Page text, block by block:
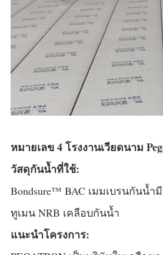
หมายเลข 4 โรงงานเวียดนาม
วัสดุกันน้ำที่ใช้:
Bondsure™ BAC เมมเบรนกันน้ำ
ทูเมน NRB เคลือบกันน้ำ
แนะนำโครงการ: